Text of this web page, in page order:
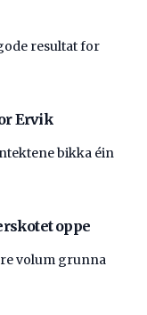
resultat for
Ervik
bikka éin
oppe
volum grunna